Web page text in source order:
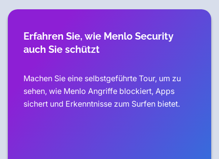
Erfahren Sie, wie Menlo Security
auch Sie schützt
Machen Sie eine selbstgeführte Tour, um zu
sehen, wie Menlo Angriffe blockiert, Apps
sichert und Erkenntnisse zum Surfen bietet.